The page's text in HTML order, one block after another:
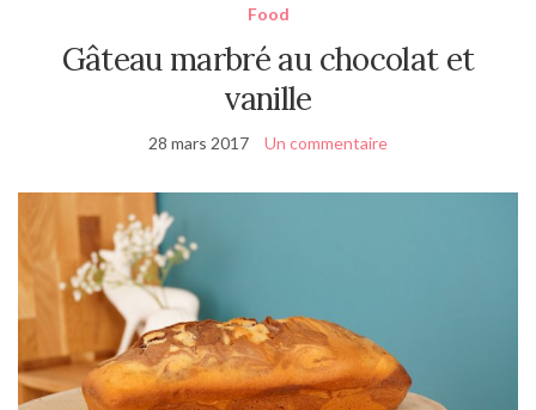
Food
Gâteau marbré au chocolat et
vanille
28 mars 2017 Un commentaire